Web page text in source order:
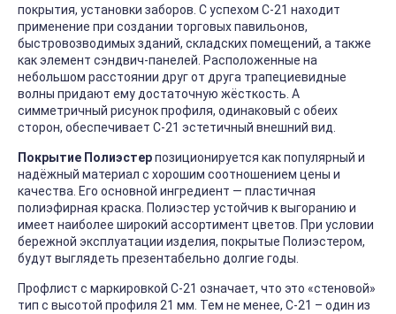
покрытия, установки заборов. С успехом С-21 находит
применение при создании торговых павильонов,
быстровозводимых зданий, складских помещений, а также
как элемент сэндвич-панелей. Расположенные на
небольшом расстоянии друг от друга трапециевидные
волны придают ему достаточную жёсткость. А
симметричный рисунок профиля, одинаковый с обеих
сторон, обеспечивает С-21 эстетичный внешний вид.
Покрытие Полиэстерпозиционируется как популярный и
надёжный материал с хорошим соотношением цены и
качества. Его основной ингредиент — пластичная
полиэфирная краска. Полиэстер устойчив к выгоранию и
имеет наиболее широкий ассортимент цветов. При условии
бережной эксплуатации изделия, покрытые Полиэстером,
будут выглядеть презентабельно долгие годы.
Профлист с маркировкой С-21 означает, что это «стеновой»
тип с высотой профиля 21 мм. Тем не менее, С-21 – один из